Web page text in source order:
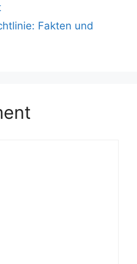
Fakten und